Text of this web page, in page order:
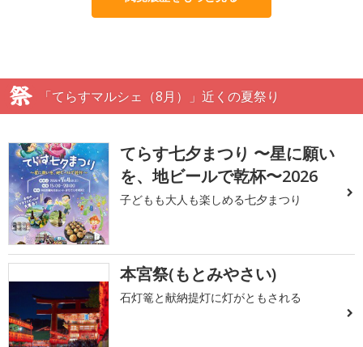
「てらすマルシェ（8月）」近くの夏祭り
てらす七夕まつり 〜星に願い
を、地ビールで乾杯〜2026
子どもも大人も楽しめる七夕まつり
本宮祭(もとみやさい)
石灯篭と献納提灯に灯がともされる